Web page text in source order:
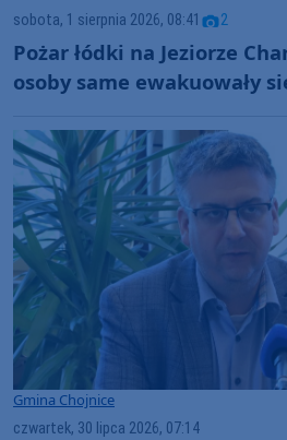
sobota, 1 sierpnia 2026, 08:41 2
Pożar łódki na Jeziorze
osoby same ewakuowały
Gmina Chojnice
czwartek, 30 lipca 2026, 07:14